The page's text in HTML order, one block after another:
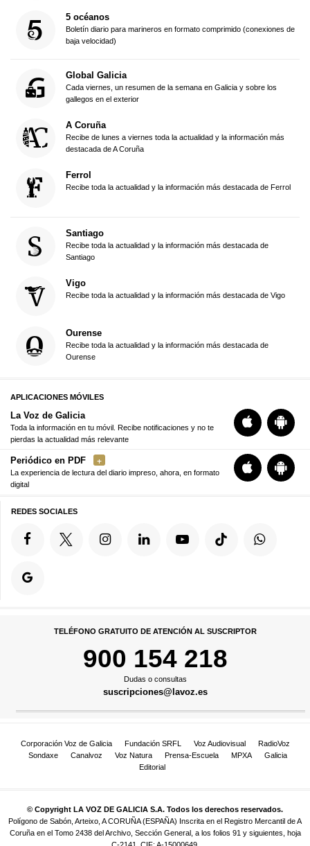
5 océanos
Boletín diario para marineros en formato comprimido (conexiones de
baja velocidad)
Global Galicia
Cada viernes, un resumen de la semana en Galicia y sobre los
gallegos en el exterior
A Coruña
Recibe de lunes a viernes toda la actualidad y la información más
destacada de A Coruña
Ferrol
Recibe toda la actualidad y la información más destacada de Ferrol
Santiago
Recibe toda la actualidad y la información más destacada de
Santiago
Vigo
Recibe toda la actualidad y la información más destacada de Vigo
Ourense
Recibe toda la actualidad y la información más destacada de
Ourense
APLICACIONES MÓVILES
La Voz de Galicia
Toda la información en tu móvil. Recibe notificaciones y no te
pierdas la actualidad más relevante
Periódico en PDF
La experiencia de lectura del diario impreso, ahora, en formato
digital
REDES SOCIALES
TELÉFONO GRATUITO DE ATENCIÓN AL SUSCRIPTOR
900 154 218
Dudas o consultas
suscripciones@lavoz.es
Corporación Voz de Galicia Fundación SRFL Voz Audiovisual
RadioVoz
Sondaxe
Canalvoz Voz Natura Prensa-Escuela MPXA
Galicia
Editorial
© Copyright LA VOZ DE GALICIA S.A. Todos los derechos reservados.
Polígono de Sabón, Arteixo, A CORUÑA (ESPAÑA) Inscrita en el Registro Mercantil de A
Coruña en el Tomo 2438 del Archivo, Sección General, a los folios 91 y siguientes, hoja